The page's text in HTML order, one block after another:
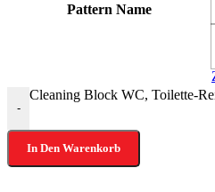
Pattern Name
-
Cleaning Block WC, Toilette-
In Den Warenkorb